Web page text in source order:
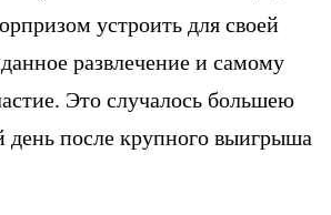
устроить для своей
развлечение и самому
Это случалось большею
день после крупного выигрыша